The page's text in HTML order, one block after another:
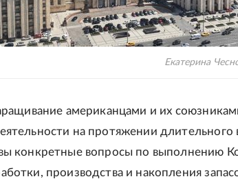
Екатерина
американцами и их
на протяжении длительного
конкретные вопросы по выполнению
производства и накопления